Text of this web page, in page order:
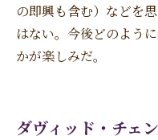
の即興も含む）などを
はない。今後どのよう
かが楽しみだ。
ダヴィッド・チェン